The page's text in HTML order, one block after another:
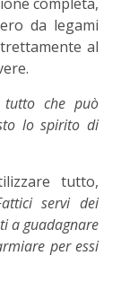
da legami
al
che può
lo spirito di
tutto,
servi dei
a guadagnare
per essi